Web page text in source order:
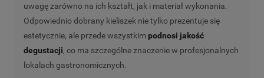
uwagę zarówno na ich kształt, jak i materiał wykonania.
Odpowiednio dobrany kieliszek nie tylko prezentuje się
estetycznie, ale przede wszystkimpodnosi jakość
degustacji, co ma szczególne znaczenie w profesjonalnych
lokalach gastronomicznych.